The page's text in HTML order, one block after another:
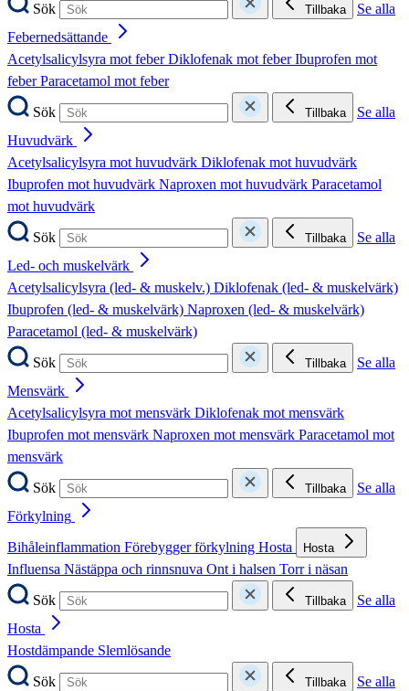
Sök
Tillbaka
Se alla
Febernedsättande
Acetylsalicylsyra mot feberDiklofenak mot feberIbuprofen mot
feberParacetamol mot feber
Sök
Tillbaka
Se alla
Huvudvärk
Acetylsalicylsyra mot huvudvärk Diklofenak mot huvudvärk
Ibuprofen mot huvudvärk Naproxen mot huvudvärk Paracetamol
mot huvudvärk
Sök
Tillbaka
Se alla
Led- och muskelvärk
Acetylsalicylsyra (led- & muskelv.) Diklofenak (led- & muskelvärk)
Ibuprofen (led- & muskelvärk) Naproxen (led- & muskelvärk)
Paracetamol (led- & muskelvärk)
Sök
Tillbaka
Se alla
Mensvärk
Acetylsalicylsyra mot mensvärk Diklofenak mot mensvärk
Ibuprofen mot mensvärk Naproxen mot mensvärk Paracetamol mot
mensvärk
Sök
Tillbaka
Se alla
Förkylning
Bihåleinflammation Förebygger förkylning Hosta Hosta
Influensa Nästäppa och rinnsnuva Ont i halsen Torr i näsan
Sök
Tillbaka
Se alla
Hosta
Hostdämpande Slemlösande
Sök
Tillbaka
Se alla